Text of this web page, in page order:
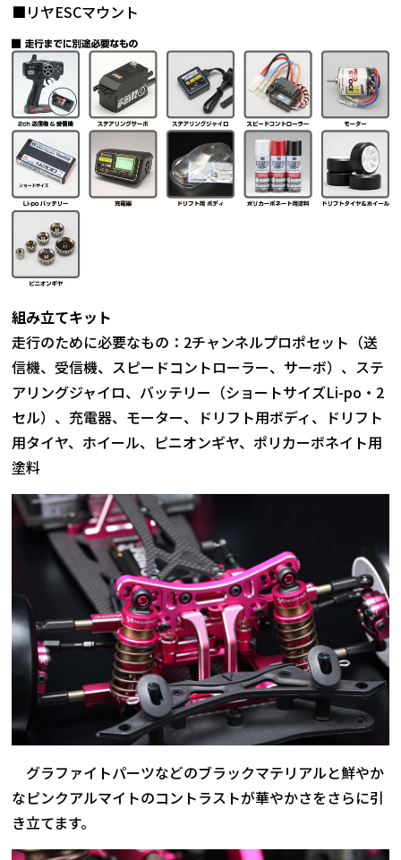
■リヤESCマウント
組み立てキット
走行のために必要なもの：2チャンネルプロポセット（送
信機、受信機、スピードコントローラー、サーボ）、ステ
アリングジャイロ、バッテリー（ショートサイズLi-po・2
セル）、充電器、モーター、ドリフト用ボディ、ドリフト
用タイヤ、ホイール、ピニオンギヤ、ポリカーボネイト用
塗料
グラファイトパーツなどのブラックマテリアルと鮮やか
なピンクアルマイトのコントラストが華やかさをさらに引
き立てます。